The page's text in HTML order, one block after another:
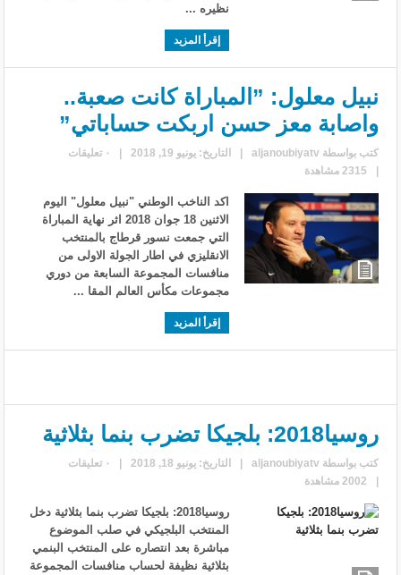
نظيره ...
إقرأ المزيد
نبيل معلول: ”المباراة كانت صعبة..
واصابة معز حسن اربكت حساباتي”
كتب بواسطةaljanoubiyatv
| التاريخ: يونيو 19, 2018 |
٠ تعليقات
|
2315 مشاهدة
اكد الناخب الوطني "نبيل معلول" اليوم
الاثنين 18 جوان 2018 اثر نهاية المباراة
التي جمعت نسور قرطاج بالمنتخب
الانقليزي في اطار الجولة الاولى من
منافسات المجموعة السابعة من دوري
مجموعات مكأس العالم المقا ...
إقرأ المزيد
روسيا2018: بلجيكا تضرب بنما بثلاثية
كتب بواسطةaljanoubiyatv
| التاريخ: يونيو 18, 2018 |
٠ تعليقات
|
2002 مشاهدة
روسيا2018: بلجيكا تضرب بنما بثلاثية دخل
المنتخب البلجيكي في صلب الموضوع
مباشرة بعد انتصاره على المنتخب البنمي
بثلاثية نظيفة لحساب منافسات المجموعة